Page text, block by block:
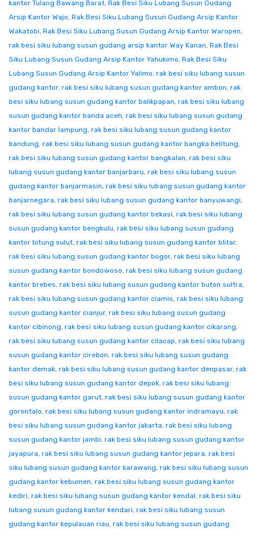
kantor Tulang Bawang Barat, Rak Besi Siku Lubang Susun Gudang
Arsip Kantor Wajo, Rak Besi Siku Lubang Susun Gudang Arsip Kantor
Wakatobi, Rak Besi Siku Lubang Susun Gudang Arsip Kantor Waropen,
rak besi siku lubang susun gudang arsip kantor Way Kanan, Rak Besi
Siku Lubang Susun Gudang Arsip Kantor Yahukimo, Rak Besi Siku
Lubang Susun Gudang Arsip Kantor Yalimo, rak besi siku lubang susun
gudang kantor, rak besi siku lubang susun gudang kantor ambon, rak
besi siku lubang susun gudang kantor balikpapan, rak besi siku lubang
susun gudang kantor banda aceh, rak besi siku lubang susun gudang
kantor bandar lampung, rak besi siku lubang susun gudang kantor
bandung, rak besi siku lubang susun gudang kantor bangka belitung,
rak besi siku lubang susun gudang kantor bangkalan, rak besi siku
lubang susun gudang kantor banjarbaru, rak besi siku lubang susun
gudang kantor banjarmasin, rak besi siku lubang susun gudang kantor
banjarnegara, rak besi siku lubang susun gudang kantor banyuwangi,
rak besi siku lubang susun gudang kantor bekasi, rak besi siku lubang
susun gudang kantor bengkulu, rak besi siku lubang susun gudang
kantor bitung sulut, rak besi siku lubang susun gudang kantor blitar,
rak besi siku lubang susun gudang kantor bogor, rak besi siku lubang
susun gudang kantor bondowoso, rak besi siku lubang susun gudang
kantor brebes, rak besi siku lubang susun gudang kantor buton sultra,
rak besi siku lubang susun gudang kantor ciamis, rak besi siku lubang
susun gudang kantor cianjur, rak besi siku lubang susun gudang
kantor cibinong, rak besi siku lubang susun gudang kantor cikarang,
rak besi siku lubang susun gudang kantor cilacap, rak besi siku lubang
susun gudang kantor cirebon, rak besi siku lubang susun gudang
kantor demak, rak besi siku lubang susun gudang kantor denpasar, rak
besi siku lubang susun gudang kantor depok, rak besi siku lubang
susun gudang kantor garut, rak besi siku lubang susun gudang kantor
gorontalo, rak besi siku lubang susun gudang kantor indramayu, rak
besi siku lubang susun gudang kantor jakarta, rak besi siku lubang
susun gudang kantor jambi, rak besi siku lubang susun gudang kantor
jayapura, rak besi siku lubang susun gudang kantor jepara, rak besi
siku lubang susun gudang kantor karawang, rak besi siku lubang susun
gudang kantor kebumen, rak besi siku lubang susun gudang kantor
kediri, rak besi siku lubang susun gudang kantor kendal, rak besi siku
lubang susun gudang kantor kendari, rak besi siku lubang susun
gudang kantor kepulauan riau, rak besi siku lubang susun gudang